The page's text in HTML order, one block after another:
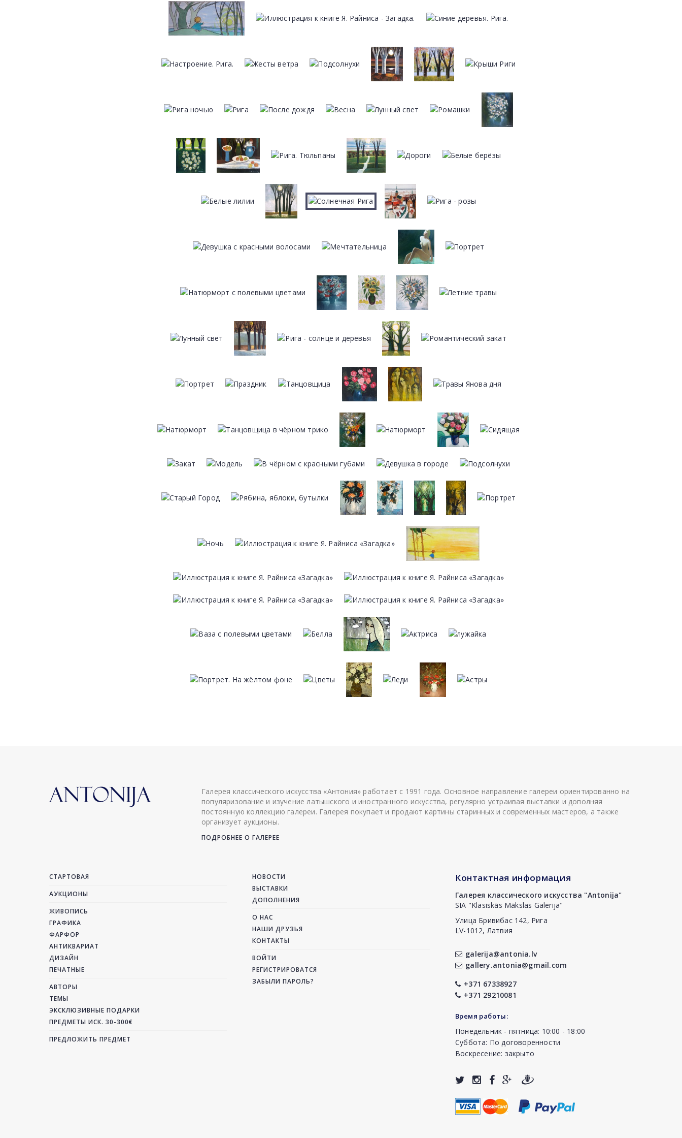
Галерея классического искусства «Антония» работает с 1991 года. Основное направление галереи ориентированно на
популяризование и изучение латышского и иностранного искусства, регулярно устраивая выставки и дополняя
постоянную коллекцию галереи. Галерея покупает и продают картины старинных и современных мастеров, а также
организует аукционы.
ПОДРОБНЕЕ О ГАЛЕРЕЕ
СТАРТОВАЯ
АУКЦИОНЫ
ЖИВОПИСЬ
ГРАФИКА
ФАРФОР
АНТИКВАРИАТ
ДИЗАЙН
ПЕЧАТНЫЕ
АВТОРЫ
ТЕМЫ
ЭКСКЛЮЗИВНЫЕ ПОДАРКИ
ПРЕДМЕТЫ ИСК. 30-300€
ПРЕДЛОЖИТЬ ПРЕДМЕТ
НОВОСТИ
ВЫСТАВКИ
ДОПОЛНЕНИЯ
О НАС
НАШИ ДРУЗЬЯ
КОНТАКТЫ
ВОЙТИ
РЕГИСТРИРОВАТСЯ
ЗАБЫЛИ ПАРОЛЬ?
Контактная информация
Галерея классического искусства "Antonija"
SIA "Klasiskās Mākslas Galerija"
Улица Бривибас 142, Рига
LV-1012, Латвия
galerija@antonia.lv
gallery.antonia@gmail.com
+371 67338927
+371 29210081
Время работы:
Понедельник - пятница: 10:00 - 18:00
Суббота: По договоренности
Воскресение: закрыто